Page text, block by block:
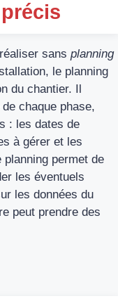
sans planning
le planning
du chantier. Il
chaque phase,
: les dates de
à gérer et les
permet de
les éventuels
les données du
peut prendre des